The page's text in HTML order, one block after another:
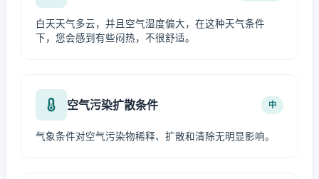
白天天气多云，并且空气湿度偏大，在这种天气条件
下，您会感到有些闷热，不很舒适。
空气污染扩散条件 中
气象条件对空气污染物稀释、扩散和清除无明显影响。